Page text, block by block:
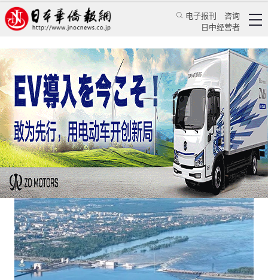
电子报刊
咨询
日中经营者
卡霍夫卡大坝被炸：俄版“花园口事件”？
徐迅雷 评论 国际视角
日本华侨报 2023/6/7 09:16:04